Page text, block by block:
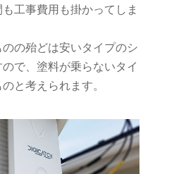
工事費用も掛かってしま
の殆どは安いタイプのシ
で、塗料が乗らないタイ
と考えられます。